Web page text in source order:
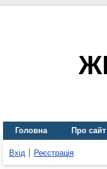
Головна Про сайт
Вхід Реєстрація